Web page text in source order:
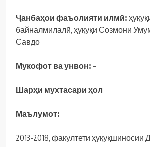
Ҷанбаҳои фаъолияти илмӣ:
байналмилалӣ, ҳуқуқи Созмони
Савдо
Мукофот ва унвон: –
Шарҳи мухтасари ҳол
Маълумот:
2013-2018, факултети ҳуқуқшиносии